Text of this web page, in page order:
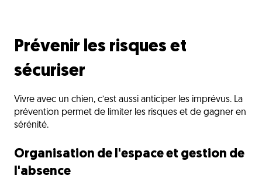
Prévenir les risques et
sécuriser
Vivre avec un chien, c’est aussi anticiper les imprévus. La
prévention permet de limiter les risques et de gagner en
sérénité.
Organisation de l'espace et gestion de
l'absence